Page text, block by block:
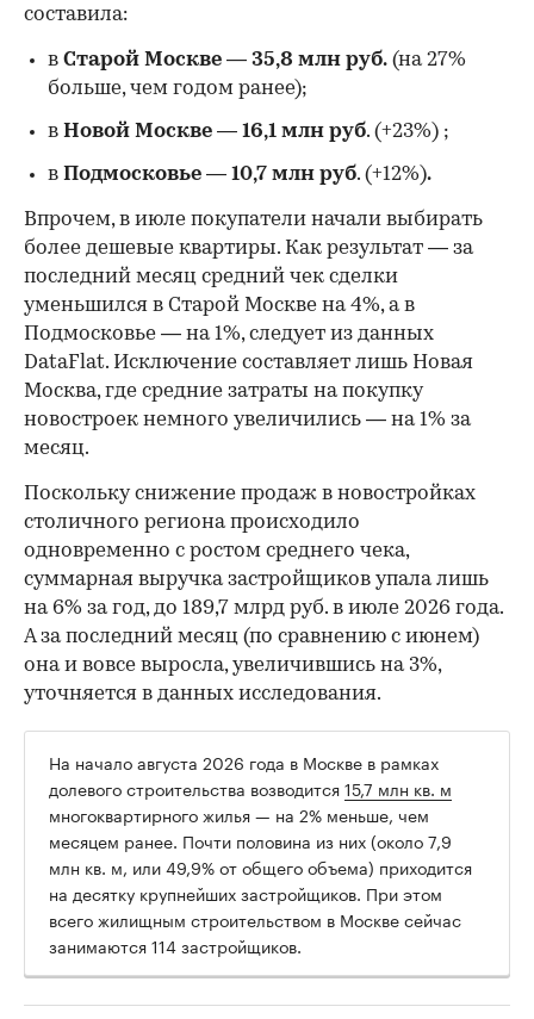
составила:
в Старой Москве — 35,8 млн руб. (на 27%
больше, чем годом ранее);
в Новой Москве — 16,1 млн руб. (+23%) ;
в Подмосковье — 10,7 млн руб. (+12%).
Впрочем, в июле покупатели начали выбирать
более дешевые квартиры. Как результат — за
последний месяц средний чек сделки
уменьшился в Старой Москве на 4%, а в
Подмосковье — на 1%, следует из данных
DataFlat. Исключение составляет лишь Новая
Москва, где средние затраты на покупку
новостроек немного увеличились — на 1% за
месяц.
Поскольку снижение продаж в новостройках
столичного региона происходило
одновременно с ростом среднего чека,
суммарная выручка застройщиков упала лишь
на 6% за год, до 189,7 млрд руб. в июле 2026 года.
А за последний месяц (по сравнению с июнем)
она и вовсе выросла, увеличившись на 3%,
уточняется в данных исследования.
На начало августа 2026 года в Москве в рамках
долевого строительства возводится15,7 млн кв. м
многоквартирного жилья — на 2% меньше, чем
месяцем ранее. Почти половина из них (около 7,9
млн кв. м, или 49,9% от общего объема) приходится
на десятку крупнейших застройщиков. При этом
всего жилищным строительством в Москве сейчас
занимаются 114 застройщиков.